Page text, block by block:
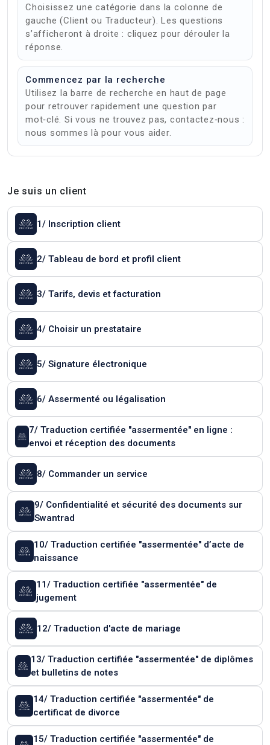
Choisissez une catégorie dans la colonne de
gauche (Client ou Traducteur). Les questions
s’afficheront à droite : cliquez pour dérouler la
réponse.
Commencez par la recherche
Utilisez la barre de recherche en haut de page
pour retrouver rapidement une question par
mot‑clé. Si vous ne trouvez pas, contactez‑nous :
nous sommes là pour vous aider.
Je suis un client
1/ Inscription client
2/ Tableau de bord et profil client
3/ Tarifs, devis et facturation
4/ Choisir un prestataire
5/ Signature électronique
6/ Assermenté ou légalisation
7/ Traduction certifiée "assermentée" en ligne :
envoi et réception des documents
8/ Commander un service
9/ Confidentialité et sécurité des documents sur
Swantrad
10/ Traduction certifiée "assermentée" d’acte de
naissance
11/ Traduction certifiée "assermentée" de
jugement
12/ Traduction d'acte de mariage
13/ Traduction certifiée "assermentée" de diplômes
et bulletins de notes
14/ Traduction certifiée "assermentée" de
certificat de divorce
15/ Traduction certifiée "assermentée" de